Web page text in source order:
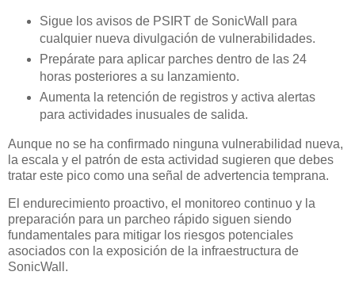
Sigue los avisos de PSIRT de SonicWall para
cualquier nueva divulgación de vulnerabilidades.
Prepárate para aplicar parches dentro de las 24
horas posteriores a su lanzamiento.
Aumenta la retención de registros y activa alertas
para actividades inusuales de salida.
Aunque no se ha confirmado ninguna vulnerabilidad nueva,
la escala y el patrón de esta actividad sugieren que debes
tratar este pico como una señal de advertencia temprana.
El endurecimiento proactivo, el monitoreo continuo y la
preparación para un parcheo rápido siguen siendo
fundamentales para mitigar los riesgos potenciales
asociados con la exposición de la infraestructura de
SonicWall.